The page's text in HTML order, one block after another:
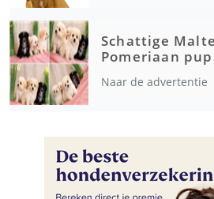
Schattige
Pomeriaan
Naar de advertentie